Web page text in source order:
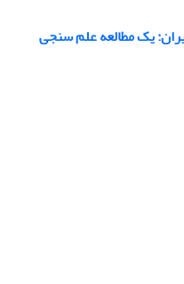
یک مطالعه علم سنجی